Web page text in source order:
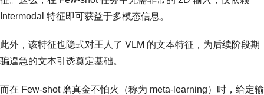
Intermodal 特征即可获益于多模态信息。
此外，该特征也隐式对王人了 VLM 的文本特征，为后续阶段期
骗遑急的文本引诱奠定基础。
而在 Few-shot 磨真金不怕火（称为 meta-learning）时，给定输